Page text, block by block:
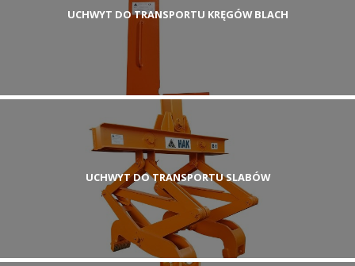
UCHWYT DO TRANSPORTU KRĘGÓW BLACH
UCHWYT DO TRANSPORTU SLABÓW